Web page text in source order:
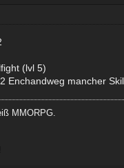
(lvl 5)
Enchandweg mancher
MMORPG.